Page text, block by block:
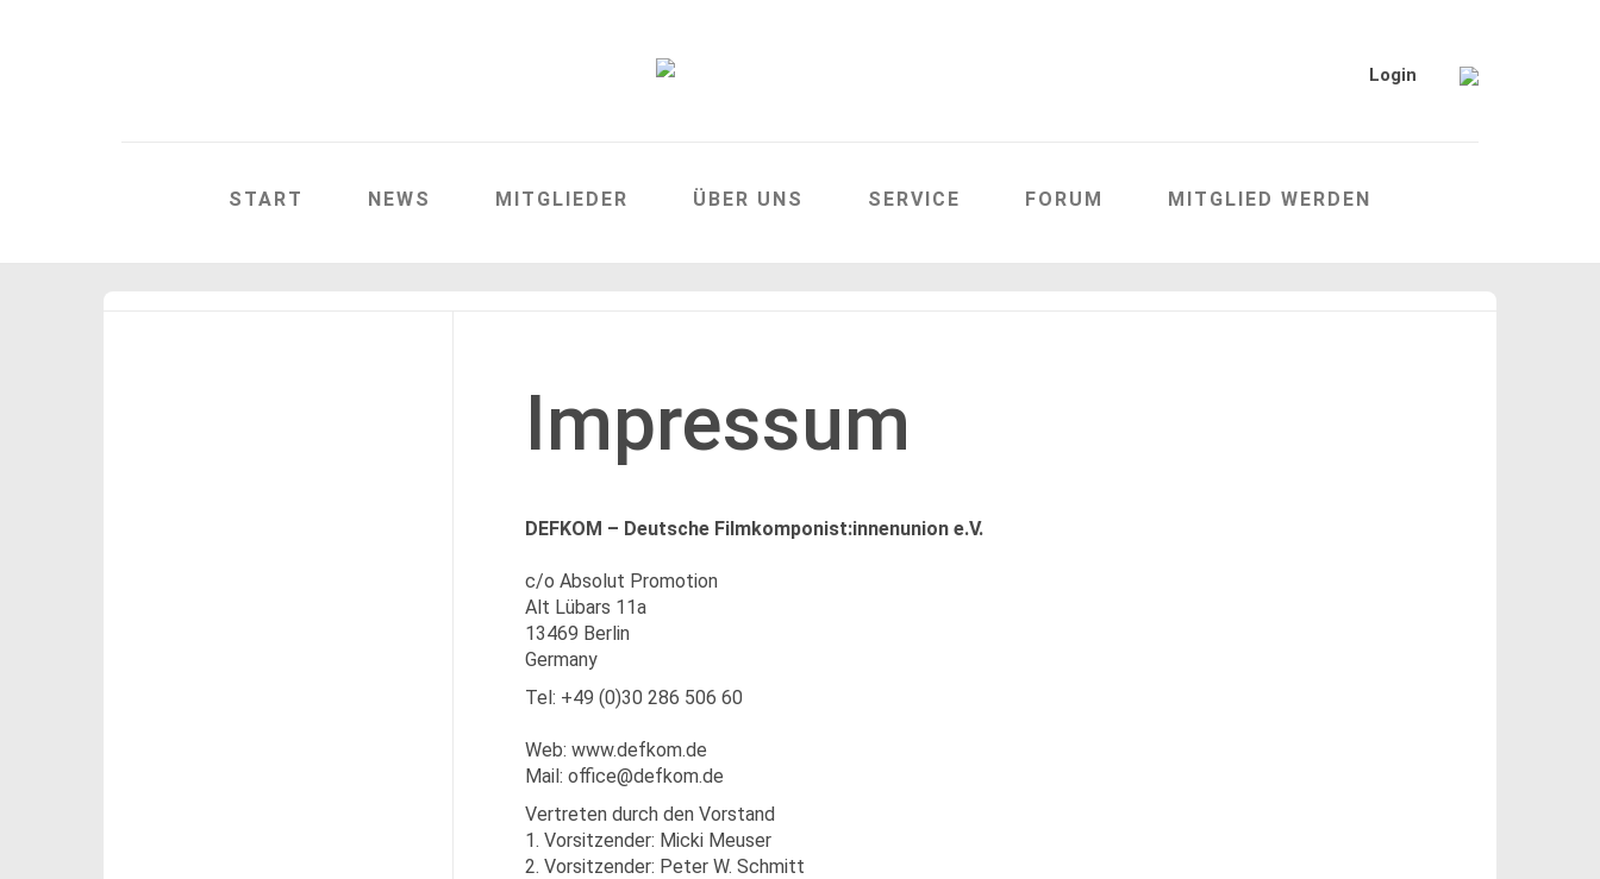
Login
START NEWS MITGLIEDER ÜBER UNS SERVICE FORUM MITGLIED WERDEN
Impressum
DEFKOM – Deutsche Filmkomponist:innenunion e.V.
c/o Absolut Promotion
Alt Lübars 11a
13469 Berlin
Germany
Tel: +49 (0)30 286 506 60
Web: www.defkom.de
Mail: office@defkom.de
Vertreten durch den Vorstand
1. Vorsitzender: Micki Meuser
2. Vorsitzender: Peter W. Schmitt